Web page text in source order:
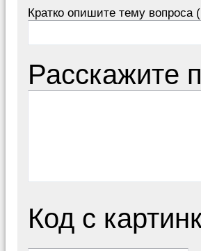
Кратко опишите тему вопроса
Расскажите
Код с